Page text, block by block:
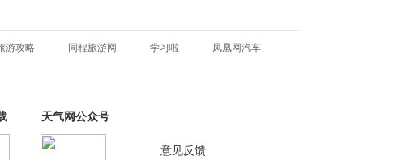
游攻略 同程旅游网 学习啦
凤凰网汽车
天气网公众号
意见反馈